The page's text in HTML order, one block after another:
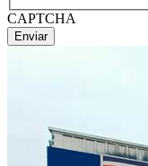
CAPTCHA